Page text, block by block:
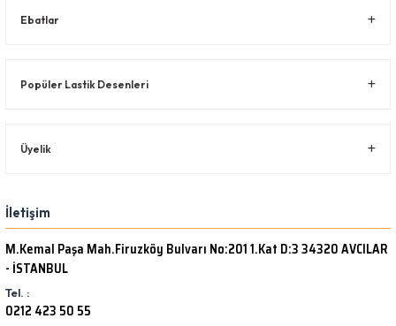
Ebatlar
Popüler Lastik Desenleri
Üyelik
İletişim
M.Kemal Paşa Mah.Firuzköy Bulvarı No:201 1.Kat D:3 34320 AVCILAR
- İSTANBUL
Tel. :
0212 423 50 55